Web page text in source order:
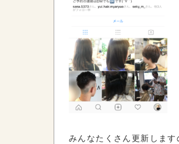
みんなたくさん更新します